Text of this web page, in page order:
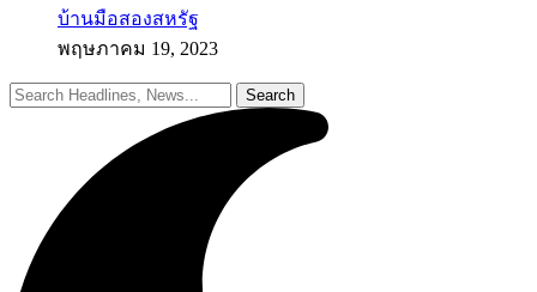
บ้านมือสองสหรัฐ
พฤษภาคม 19, 2023